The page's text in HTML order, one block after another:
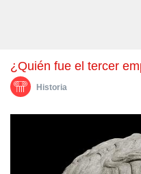
¿Quién fue el tercer
Historia